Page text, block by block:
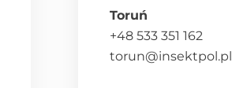
Toruń
+48 533 351 162
torun@insektpol.pl